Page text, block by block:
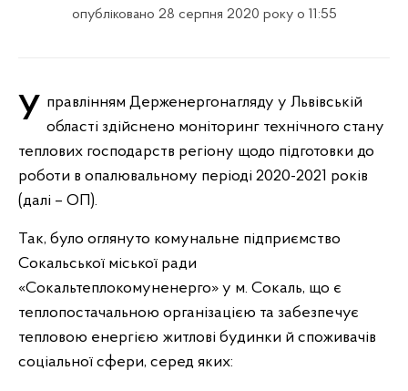
опубліковано 28 серпня 2020 року о 11:55
Управлінням Держенергонагляду у Львівській області здійснено моніторинг технічного стану
теплових господарств регіону щодо підготовки до
роботи в опалювальному періоді 2020-2021 років
(далі – ОП).
Так, було оглянуто комунальне підприємство
Сокальської міської ради
«Сокальтеплокомуненерго» у м. Сокаль, що є
теплопостачальною організацією та забезпечує
тепловою енергією житлові будинки й споживачів
соціальної сфери, серед яких: